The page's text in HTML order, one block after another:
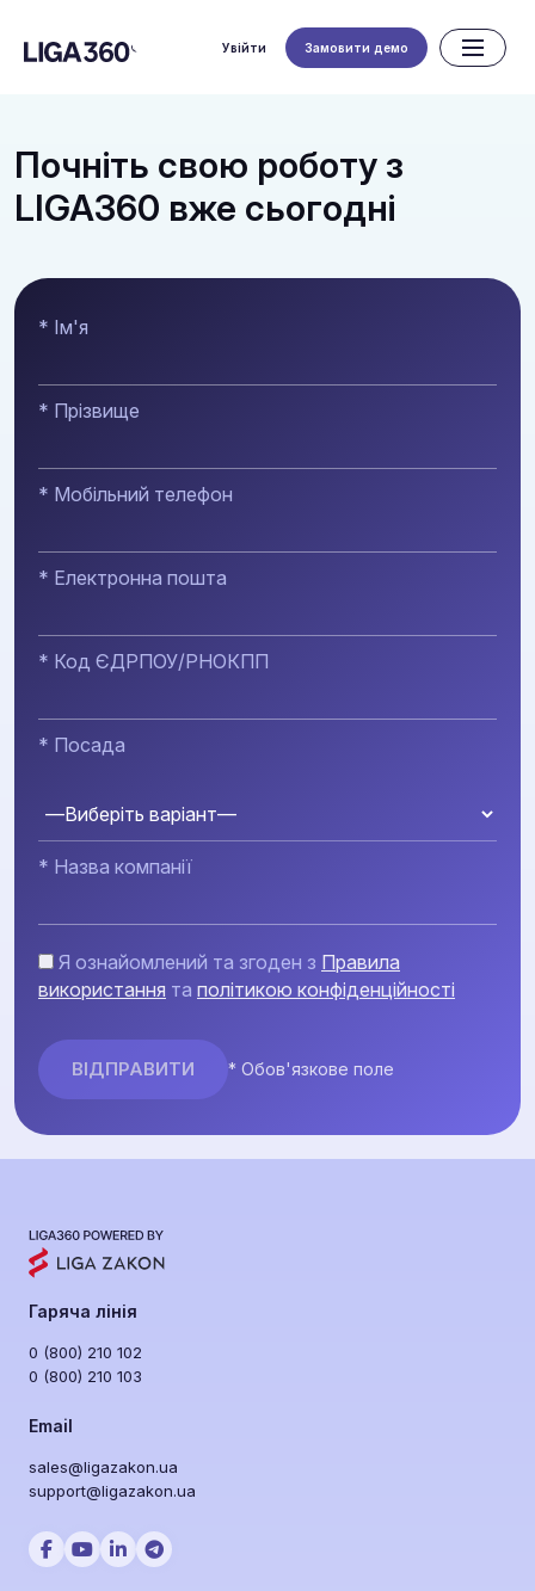
Увійти Замовити демо
Почніть свою роботу з
LIGA360 вже сьогодні
* Ім'я
* Прізвище
* Мобільний телефон
* Електронна пошта
* Код ЄДРПОУ/РНОКПП
* Посада
* Назва компанії
Я ознайомлений та згоден з Правила
використання та політикою конфіденційності
* Обов'язкове поле
Гаряча лінія
0 (800) 210 102
0 (800) 210 103
Email
sales@ligazakon.ua
support@ligazakon.ua